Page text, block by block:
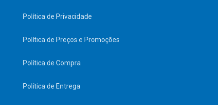
Política de Privacidade
Política de Preços e Promoções
Política de Compra
Política de Entrega